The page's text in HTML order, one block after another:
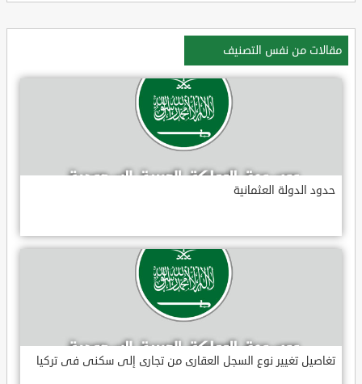
مقالات من نفس التصنيف
حدود الدولة العثمانية
تغاصيل تغيير نوع السجل العقارى من تجارى إلى سكنى فى تركيا